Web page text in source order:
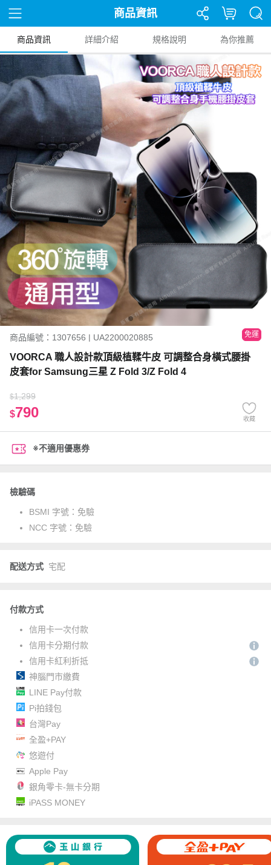
商品資訊
商品資訊 詳細介紹 規格說明 為你推薦
商品編號：1307656 | UA2200020885 免運
VOORCA 職人設計款頂級植鞣牛皮 可調整合身橫式腰掛
皮套for Samsung三星 Z Fold 3/Z Fold 4
$1,299
$790 收藏
※不適用優惠券
檢驗碼
BSMI 字號： 免驗
NCC 字號： 免驗
配送方式 宅配
付款方式
信用卡一次付款
信用卡分期付款
信用卡紅利折抵
神腦門市繳費
LINE Pay付款
Pi拍錢包
台灣Pay
全盈+PAY
悠遊付
Apple Pay
銀角零卡-無卡分期
iPASS MONEY